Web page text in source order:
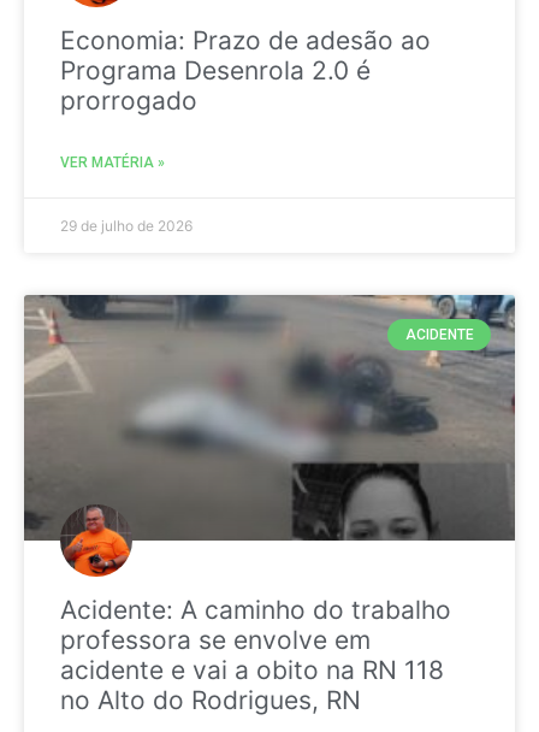
Economia: Prazo de adesão ao
Programa Desenrola 2.0 é
prorrogado
VER MATÉRIA »
29 de julho de 2026
ACIDENTE
Acidente: A caminho do trabalho
professora se envolve em
acidente e vai a obito na RN 118
no Alto do Rodrigues, RN